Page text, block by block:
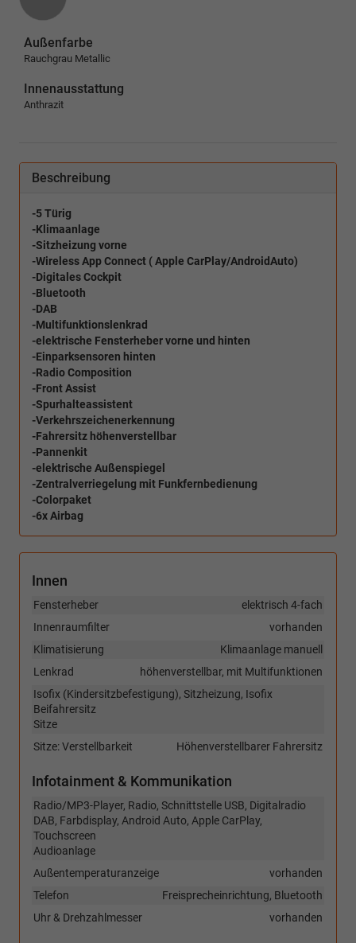
Außenfarbe
Rauchgrau Metallic
Innenausstattung
Anthrazit
Beschreibung
-5 Türig
-Klimaanlage
-Sitzheizung vorne
-Wireless App Connect ( Apple CarPlay/AndroidAuto)
-Digitales Cockpit
-Bluetooth
-DAB
-Multifunktionslenkrad
-elektrische Fensterheber vorne und hinten
-Einparksensoren hinten
-Radio Composition
-Front Assist
-Spurhalteassistent
-Verkehrszeichenerkennung
-Fahrersitz höhenverstellbar
-Pannenkit
-elektrische Außenspiegel
-Zentralverriegelung mit Funkfernbedienung
-Colorpaket
-6x Airbag
Innen
elektrisch 4-fach
Fensterheber
vorhanden
Innenraumfilter
Klimaanlage manuell
Klimatisierung
höhenverstellbar, mit Multifunktionen
Lenkrad
Isofix (Kindersitzbefestigung), Sitzheizung, Isofix
Beifahrersitz
Sitze
Höhenverstellbarer Fahrersitz
Sitze: Verstellbarkeit
Infotainment & Kommunikation
Radio/MP3-Player, Radio, Schnittstelle USB, Digitalradio
DAB, Farbdisplay, Android Auto, Apple CarPlay,
Touchscreen
Audioanlage
vorhanden
Außentemperaturanzeige
Freisprecheinrichtung, Bluetooth
Telefon
vorhanden
Uhr & Drehzahlmesser